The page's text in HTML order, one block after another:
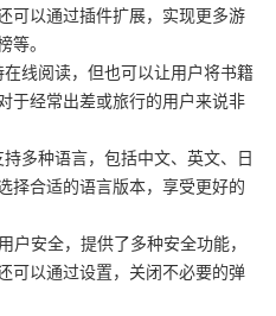
可以通过插件扩展，实现更多游
。
线阅读，但也可以让用户将书籍
于经常出差或旅行的用户来说非
多种语言，包括中文、英文、日
择合适的语言版本，享受更好的
安全，提供了多种安全功能，
可以通过设置，关闭不必要的弹